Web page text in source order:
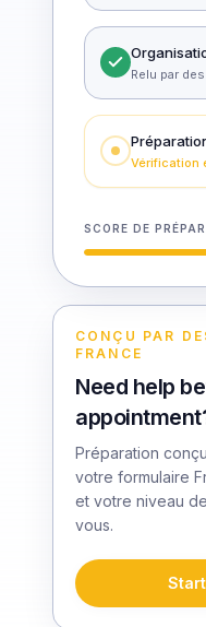
Relu par
Vérification
SCORE DE
CONÇU PAR
FRANCE
Need help
Préparation
votre formulaire
et votre niveau
vous.